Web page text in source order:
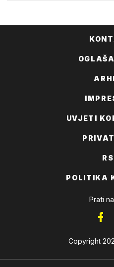
UVJETI
POLITIKA
Prati
Copyright